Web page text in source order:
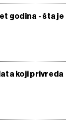
godina - šta je
koji privreda